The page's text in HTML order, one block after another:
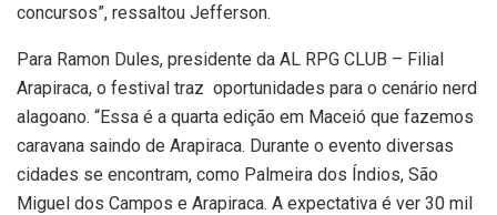
concursos”, ressaltou Jefferson.
Para Ramon Dules, presidente da AL RPG CLUB – Filial
Arapiraca, o festival traz oportunidades para o cenário nerd
alagoano. “Essa é a quarta edição em Maceió que fazemos
caravana saindo de Arapiraca. Durante o evento diversas
cidades se encontram, como Palmeira dos Índios, São
Miguel dos Campos e Arapiraca. A expectativa é ver 30 mil